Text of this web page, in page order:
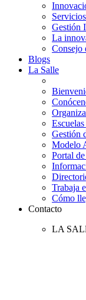
Gestión
La
Consejo
Blogs
La Salle
Gestión
Modelo
Portal
Trabaja
Cómo
Contacto
LA